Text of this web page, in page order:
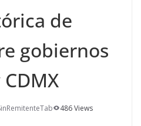
de
gobiernos
486 Views